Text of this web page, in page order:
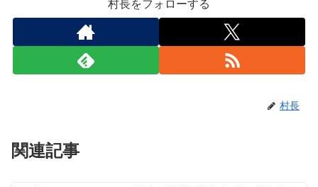
村長をフォローする
村長
関連記事